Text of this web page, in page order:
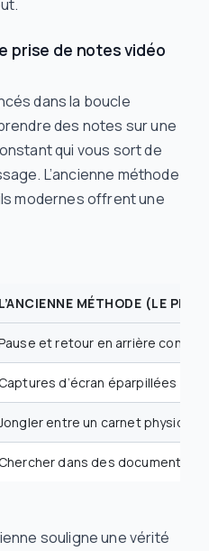
prise de notes vidéo
dans la boucle
des notes sur une
qui vous sort de
L’ancienne méthode
modernes offrent une
L’ANCIENNE MÉTHODE (LE
et retour en arrière
Captures d’écran éparpillées qui
entre un carnet physique
Chercher dans des documents
souligne une vérité